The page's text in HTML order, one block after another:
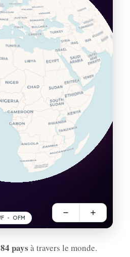
84 pays à travers le monde.